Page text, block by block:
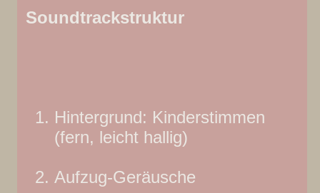
Soundtrackstruktur
Hintergrund: Kinderstimmen
(fern, leicht hallig)
Aufzug-Geräusche